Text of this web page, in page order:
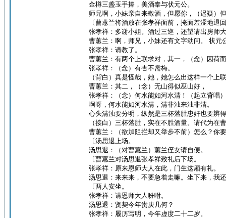
金樽三盏玉手捧，美酒奉与状元公。
师兄啊，小妹亲自来敬酒，但愿你，（迟疑）
〔曹蕙兰将酒放在张孝祥面前，掩面羞涩地退
张孝祥：多谢小姐。酒过三巡，还望请出房师
曹蕙兰：啊，师兄，小妹还有文字动问。 状元
张孝祥：请教了。
曹蕙兰：有两个上联求对，其一，（念）因荷
张孝祥：（念）有杏不需梅。
（背白）真是怪哉，她，她怎么出这样一个
曹蕙兰：其二，（念）无山得似巫山好，
张孝祥：（念）何水能如河水清！（起立背唱）
啊呀，何水能如河水清，清非浊来浊非清。
心头清浊要分明，纵然是三杯落肚忠奸也要辨
（接白）三杯落肚，实在不胜酒量。请代为在
曹蕙兰：（欲加阻拦却又举步不前）怎么？你
〔汤思退上场。
汤思退：（对曹蕙兰）蕙兰侄女请自便。
〔曹蕙兰对汤思退张孝祥致礼后下场。
张孝祥：原来恩师大人在此，门生这厢有礼。
汤思退：来来来，不要急着走嘛。坐下来，我
〔两人安坐。
张孝祥：请恩师大人吩咐。
汤思退：贤契今年贵庚几何？
张孝祥：履历写明，今年虚度二十二岁。